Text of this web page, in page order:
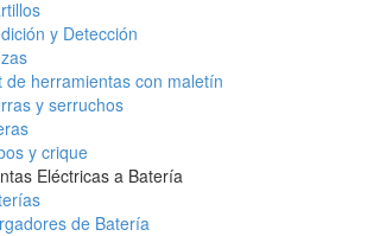
y Detección
de herramientas con maletín
y serruchos
y crique
Eléctricas a Batería
de Batería